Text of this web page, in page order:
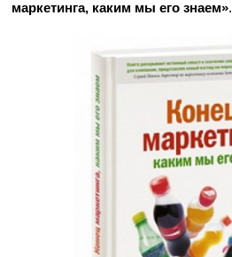
маркетинга, каким мы его знаем».